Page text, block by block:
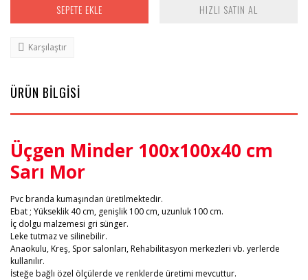
SEPETE EKLE HIZLI SATIN AL
Karşılaştır
ÜRÜN BİLGİSİ
Üçgen Minder 100x100x40 cm
Sarı Mor
Pvc branda kumaşından üretilmektedir.
Ebat ; Yükseklik 40 cm, genişlik 100 cm, uzunluk 100 cm.
İç dolgu malzemesi gri sünger.
Leke tutmaz ve silinebilir.
Anaokulu, Kreş, Spor salonları, Rehabilitasyon merkezleri vb. yerlerde
kullanılır.
İsteğe bağlı özel ölçülerde ve renklerde üretimi mevcuttur.